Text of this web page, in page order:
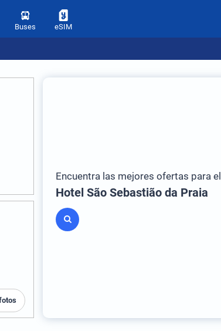
Buses eSIM
Encuentra las mejores ofertas para el
Hotel São Sebastião da Praia